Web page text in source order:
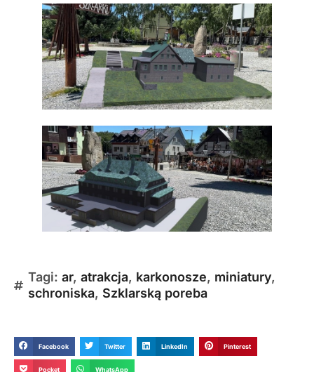
Tagi: ar, atrakcja, karkonosze, miniatury,
schroniska, Szklarską poreba
Facebook Twitter LinkedIn Pinterest
Pocket WhatsApp